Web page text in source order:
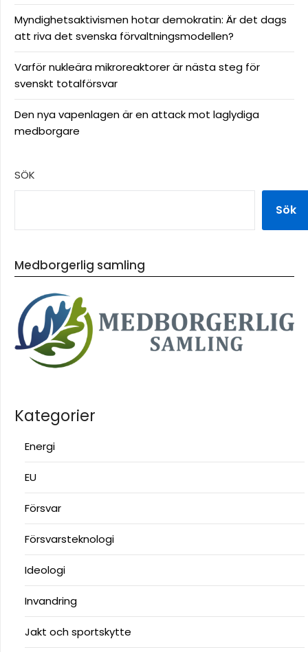
Myndighetsaktivismen hotar demokratin: Är det dags
att riva det svenska förvaltningsmodellen?
Varför nukleära mikroreaktorer är nästa steg för
svenskt totalförsvar
Den nya vapenlagen är en attack mot laglydiga
medborgare
SÖK
Sök
Medborgerlig samling
Kategorier
Energi
EU
Försvar
Försvarsteknologi
Ideologi
Invandring
Jakt och sportskytte